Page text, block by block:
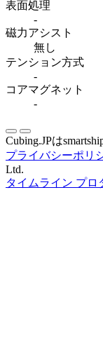
表面処理
-
磁力アシスト
無し
テンション方式
-
コアマグネット
-
Cubing.JPは
プライバシーポリ
Ltd.
タイムライン プロ